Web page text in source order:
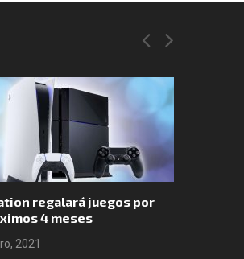
regalará juegos por
4 meses
2021